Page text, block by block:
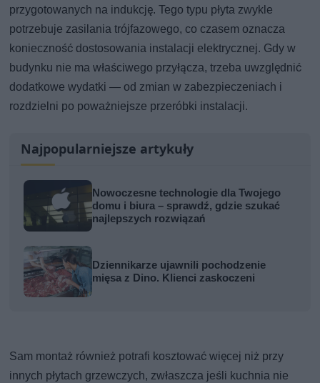
przygotowanych na indukcję. Tego typu płyta zwykle
potrzebuje zasilania trójfazowego, co czasem oznacza
konieczność dostosowania instalacji elektrycznej. Gdy w
budynku nie ma właściwego przyłącza, trzeba uwzględnić
dodatkowe wydatki — od zmian w zabezpieczeniach i
rozdzielni po poważniejsze przeróbki instalacji.
Najpopularniejsze artykuły
Nowoczesne technologie dla Twojego
domu i biura – sprawdź, gdzie szukać
najlepszych rozwiązań
Dziennikarze ujawnili pochodzenie
mięsa z Dino. Klienci zaskoczeni
Sam montaż również potrafi kosztować więcej niż przy
innych płytach grzewczych, zwłaszcza jeśli kuchnia nie